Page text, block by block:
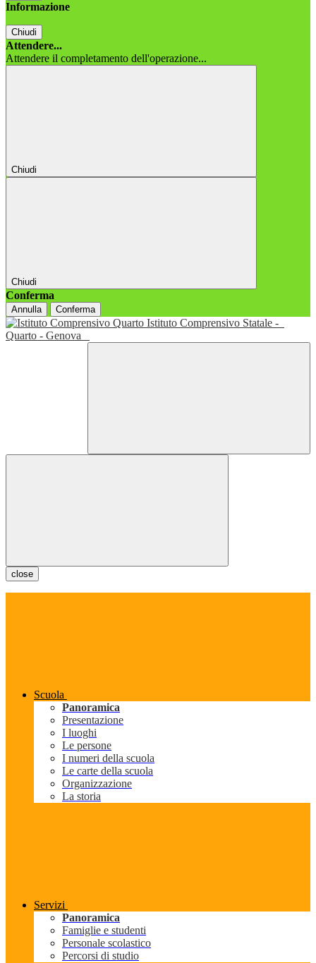
Informazione
Chiudi
Attendere...
Attendere il completamento dell'operazione...
Chiudi
Chiudi
Conferma
Annulla Conferma
Istituto Comprensivo Statale -
Quarto - Genova
close
Scuola
Panoramica
Presentazione
I luoghi
Le persone
I numeri della scuola
Le carte della scuola
Organizzazione
La storia
Servizi
Panoramica
Famiglie e studenti
Personale scolastico
Percorsi di studio